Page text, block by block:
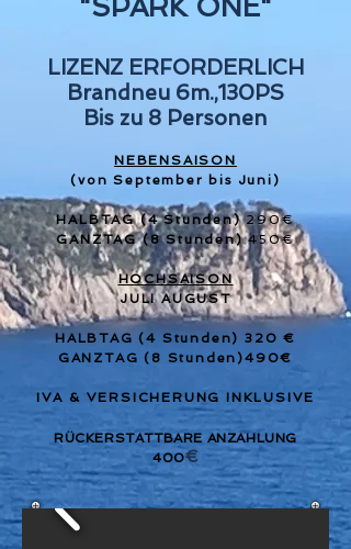
"SPARK ONE"
​LIZENZ ERFORDERLICH
Brandneu 6m.,130PS
Bis zu 8 Personen
NEBENSAISON
(von September bis Juni)
HALBTAG (4 Stunden)290€
GANZTAG (8 Stunden)450€
HOCHSAISON
JULI AUGUST
HALBTAG (4 Stunden) 320 €
GANZTAG (8 Stunden)490€
IVA & VERSICHERUNG INKLUSIVE
RÜCKERSTATTBARE ANZAHLUNG
400€